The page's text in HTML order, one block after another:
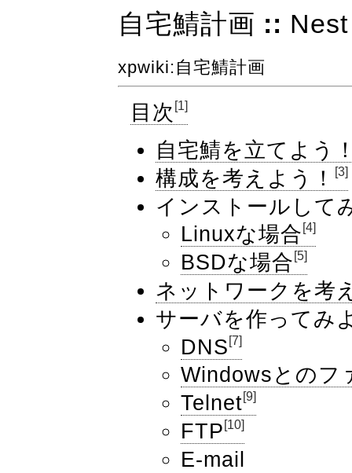
自宅鯖計画 ::
xpwiki:自宅鯖計画
目次 [1]
自宅鯖を立てよう
構成を考えよう！
[3]
インストールして
Linuxな場合 [4]
BSDな場合 [5]
ネットワークを考
サーバを作ってみ
DNS [7]
Windowsとのフ
Telnet[9]
FTP [10]
E-mail